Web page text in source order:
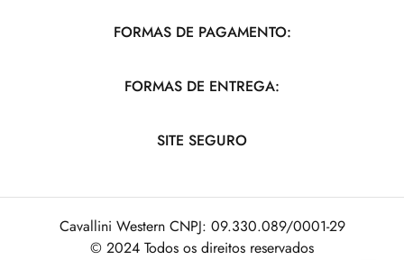
FORMAS DE PAGAMENTO:
FORMAS DE ENTREGA:
SITE SEGURO
Cavallini Western CNPJ: 09.330.089/0001-29
© 2024 Todos os direitos reservados